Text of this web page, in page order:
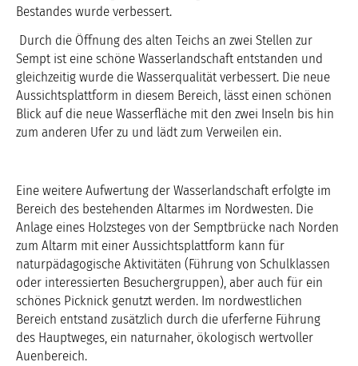
Bestandes wurde verbessert.
Durch die Öffnung des alten Teichs an zwei Stellen zur
Sempt ist eine schöne Wasserlandschaft entstanden und
gleichzeitig wurde die Wasserqualität verbessert. Die neue
Aussichtsplattform in diesem Bereich, lässt einen schönen
Blick auf die neue Wasserfläche mit den zwei Inseln bis hin
zum anderen Ufer zu und lädt zum Verweilen ein.
Eine weitere Aufwertung der Wasserlandschaft erfolgte im
Bereich des bestehenden Altarmes im Nordwesten. Die
Anlage eines Holzsteges von der Semptbrücke nach Norden
zum Altarm mit einer Aussichtsplattform kann für
naturpädagogische Aktivitäten (Führung von Schulklassen
oder interessierten Besuchergruppen), aber auch für ein
schönes Picknick genutzt werden. Im nordwestlichen
Bereich entstand zusätzlich durch die uferferne Führung
des Hauptweges, ein naturnaher, ökologisch wertvoller
Auenbereich.